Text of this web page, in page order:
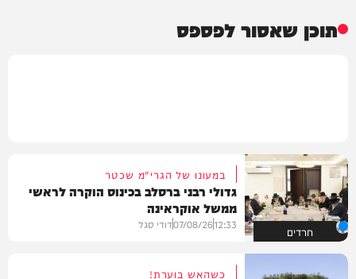
תוכן שאסור לפספס
חרדים
במעונו של הגרי"מ שכטר
גדולי רבני ברסלב בכינוס הוקרה לראשי
ממשל אוקראינה
12:33
07/08/26דודי סגל
כשהאש בוערת!